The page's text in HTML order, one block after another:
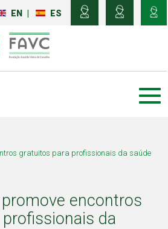
EN ES
gratuitos para profissionais da saúde
promove encontros
da